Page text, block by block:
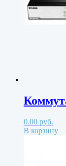
0.00 руб.
В корзину